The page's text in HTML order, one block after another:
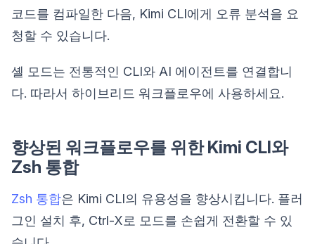
코드를 컴파일한 다음, Kimi CLI에게 오류 분석을 요
청할 수 있습니다.
셸 모드는 전통적인 CLI와 AI 에이전트를 연결합니
다. 따라서 하이브리드 워크플로우에 사용하세요.
향상된 워크플로우를 위한 Kimi CLI와
Zsh 통합
Zsh 통합은 Kimi CLI의 유용성을 향상시킵니다. 플러
그인 설치 후, Ctrl-X로 모드를 손쉽게 전환할 수 있